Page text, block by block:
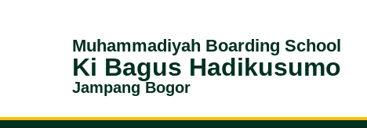
Muhammadiyah Boarding School
Ki Bagus Hadikusumo
Jampang Bogor